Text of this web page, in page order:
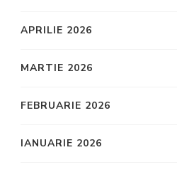
APRILIE 2026
MARTIE 2026
FEBRUARIE 2026
IANUARIE 2026